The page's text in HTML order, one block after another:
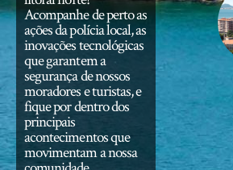
Acompanhe de perto as
ações da polícia local, as
inovações tecnológicas
que garantem a
segurança de nossos
moradores e turistas, e
fique por dentro dos
principais
acontecimentos que
movimentam a nossa